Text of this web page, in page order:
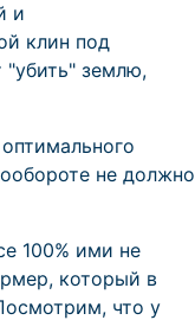
и
клин под
"убить" землю,
не должно
100% ими не
который в
что у